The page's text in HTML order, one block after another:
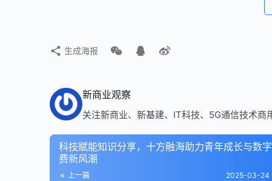
生成海报
新商业观察
关注新商业、新基建、IT科技、5G通信技术商
科技赋能知识分享，十方融海助力青年成长与数
费新风潮
上一篇 2025-03-24